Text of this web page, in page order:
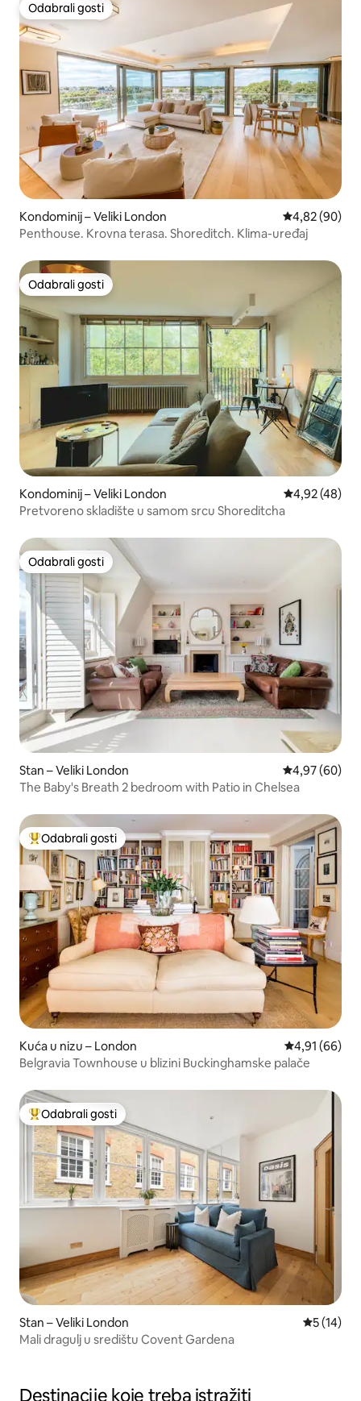
Odabrali gosti
Odabrali gosti
Kondominij – Veliki London Prosječna
4,82 (90)
Penthouse. Krovna terasa. Shoreditch. Klima-uređaj
Odabrali gosti
Odabrali gosti
Kondominij – Veliki London Prosječna
4,92 (48)
Pretvoreno skladište u samom srcu Shoreditcha
Odabrali gosti
Odabrali gosti
Stan – Veliki London Prosječna
4,97 (60)
The Baby's Breath 2 bedroom with Patio in Chelsea
Među najviše rangiranima s oznakom „Odabrali gosti”
Odabrali gosti
Kuća u nizu – London Prosječna
4,91 (66)
Belgravia Townhouse u blizini Buckinghamske palače
Među najviše rangiranima s oznakom „Odabrali gosti”
Odabrali gosti
Stan – Veliki London Prosječna
5 (14)
Mali dragulj u središtu Covent Gardena
Destinacije koje treba istražiti